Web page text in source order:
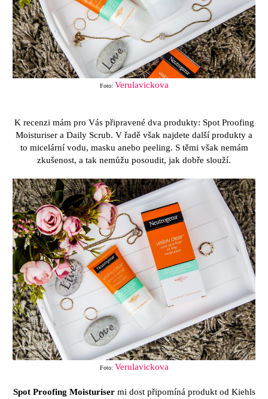
Foto: Verulavickova
K recenzi mám pro Vás připravené dva produkty: Spot Proofing
Moisturiser a Daily Scrub. V řadě však najdete další produkty a
to micelární vodu, masku anebo peeling. S těmi však nemám
zkušenost, a tak nemůžu posoudit, jak dobře slouží.
Foto: Verulavickova
Spot Proofing Moisturisermi dost připomíná produkt od Kiehls